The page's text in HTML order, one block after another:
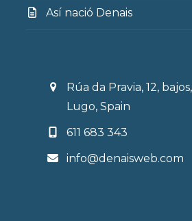
Así nació Denais
Rúa da Pravia, 12,
Lugo, Spain
611 683 343
info@denaisweb.com